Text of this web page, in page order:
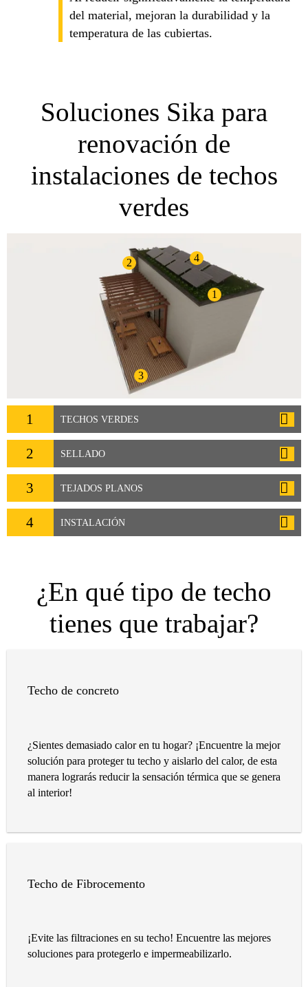
del material, mejoran la durabilidad y la
temperatura de las cubiertas.
Soluciones Sika para
renovación de
instalaciones de techos
verdes
1
2
3
4
1 TECHOS VERDES
2 SELLADO
3 TEJADOS PLANOS
4 INSTALACIÓN
¿En qué tipo de techo
tienes que trabajar?
Techo de concreto
¿Sientes demasiado calor en tu hogar? ¡Encuentre la mejor
solución para proteger tu techo y aislarlo del calor, de esta
manera lograrás reducir la sensación térmica que se genera
al interior!
Techo de Fibrocemento
¡Evite las filtraciones en su techo! Encuentre las mejores
soluciones para protegerlo e impermeabilizarlo.